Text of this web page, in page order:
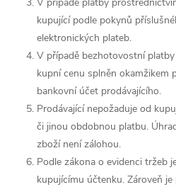
kupující podle pokynů
elektronických plateb.
V případě bezhotovostní
kupní cenu splněn okamžikem
bankovní účet prodávajícího.
Prodávající nepožaduje od
či jinou obdobnou platbu.
zboží není zálohou.
Podle zákona o evidenci tržeb
kupujícímu účtenku. Zároveň